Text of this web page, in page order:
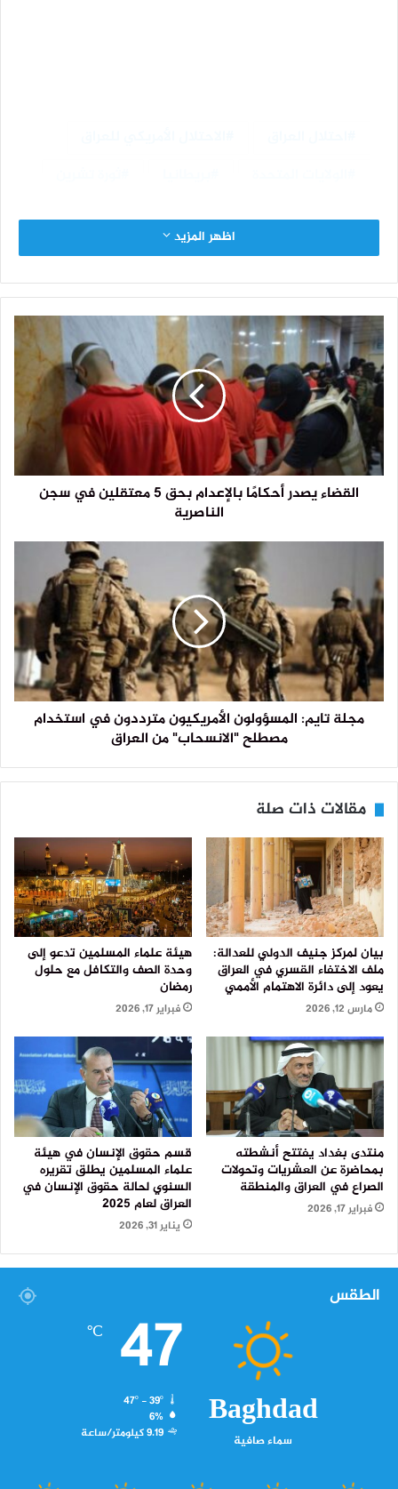
اظهر المزيد
القضاء يصدر أحكامًا بالإعدام بحق 5 معتقلين في سجن
الناصرية
مجلة تايم: المسؤولون الأمريكيون مترددون في استخدام
مصطلح "الانسحاب" من العراق
مقالات ذات صلة
بيان لمركز جنيف الدولي للعدالة:
ملف الاختفاء القسري في العراق
يعود إلى دائرة الاهتمام الأممي
مارس 12, 2026
هيئة علماء المسلمين تدعو إلى
وحدة الصف والتكافل مع حلول
رمضان
فبراير 17, 2026
منتدى بغداد يفتتح أنشطته
بمحاضرة عن العشريات وتحولات
الصراع في العراق والمنطقة
فبراير 17, 2026
قسم حقوق الإنسان في هيئة
علماء المسلمين يطلق تقريره
السنوي لحالة حقوق الإنسان في
العراق لعام 2025
يناير 31, 2026
الطقس
Baghdad
سماء صافية
47
℃
47º - 39º
6%
9.19 كيلومتر/ساعة